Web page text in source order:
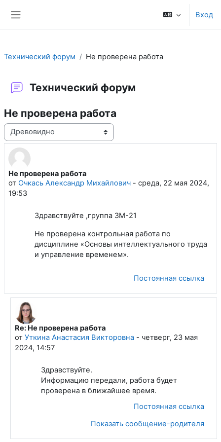
Вход
Технический форум Не проверена работа
Технический форум
Не проверена работа
Режим отображения
Не проверена работа
от Очкась Александр Михайлович - среда, 22 мая 2024,
19:53
Количество ответов: 1
Здравствуйте ,группа ЗМ-21
Не проверена контрольная работа по
дисциплине «Основы интеллектуального труда
и управление временем».
Постоянная ссылка
В ответ на Очкась Александр Михайлович
Re: Не проверена работа
от Уткина Анастасия Викторовна- четверг, 23 мая
2024, 14:57
Здравствуйте.
Информацию передали, работа будет
проверена в ближайшее время.
Постоянная ссылка
Показать сообщение-родителя